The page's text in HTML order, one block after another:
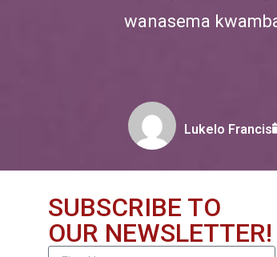
wanasema
Lukelo Francis
SUBSCRIBE TO
OUR NEWSLETTER!